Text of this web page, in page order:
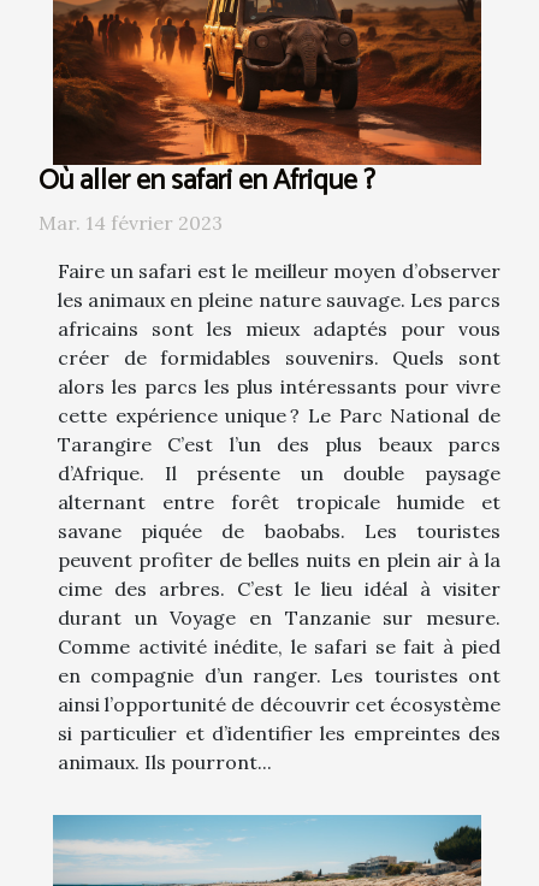
Où aller en safari en Afrique ?
Mar. 14 février 2023
Faire un safari est le meilleur moyen d’observer
les animaux en pleine nature sauvage. Les parcs
africains sont les mieux adaptés pour vous
créer de formidables souvenirs. Quels sont
alors les parcs les plus intéressants pour vivre
cette expérience unique ? Le Parc National de
Tarangire C’est l’un des plus beaux parcs
d’Afrique. Il présente un double paysage
alternant entre forêt tropicale humide et
savane piquée de baobabs. Les touristes
peuvent profiter de belles nuits en plein air à la
cime des arbres. C’est le lieu idéal à visiter
durant un Voyage en Tanzanie sur mesure.
Comme activité inédite, le safari se fait à pied
en compagnie d’un ranger. Les touristes ont
ainsi l’opportunité de découvrir cet écosystème
si particulier et d’identifier les empreintes des
animaux. Ils pourront...